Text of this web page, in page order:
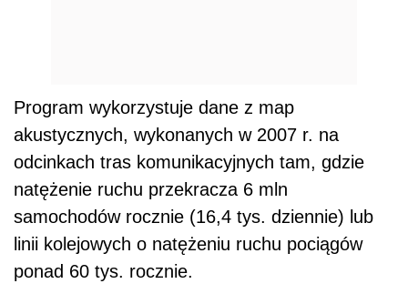
Program wykorzystuje dane z map
akustycznych, wykonanych w 2007 r. na
odcinkach tras komunikacyjnych tam, gdzie
natężenie ruchu przekracza 6 mln
samochodów rocznie (16,4 tys. dziennie) lub
linii kolejowych o natężeniu ruchu pociągów
ponad 60 tys. rocznie.